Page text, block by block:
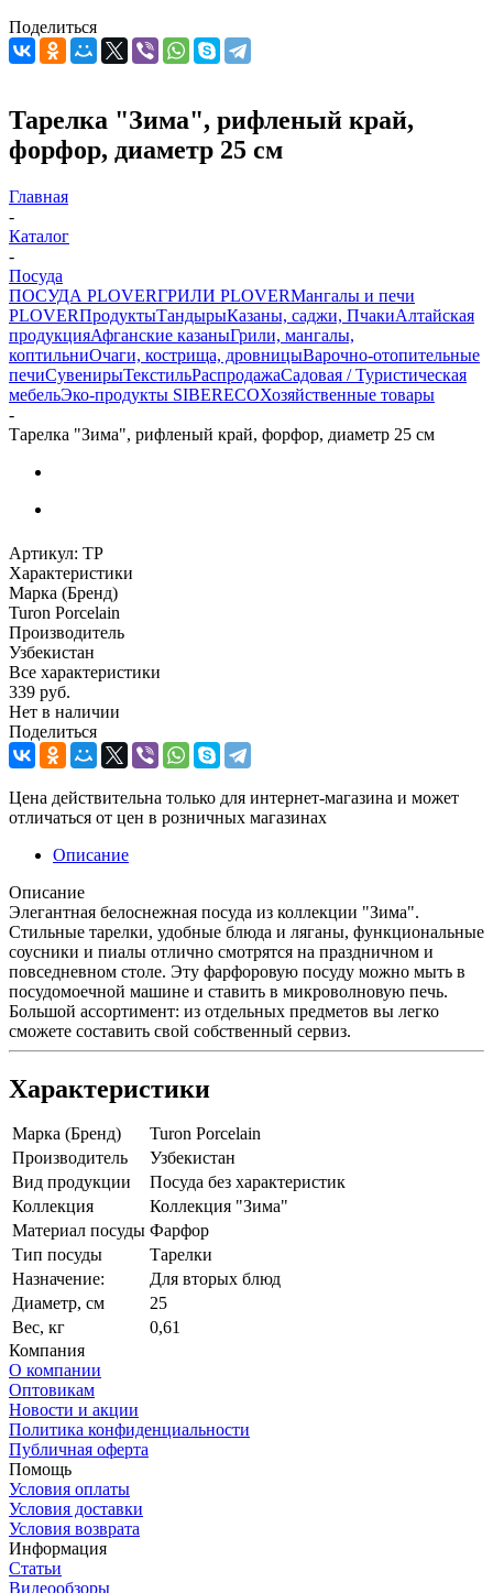
Поделиться
Тарелка "Зима", рифленый край,
форфор, диаметр 25 см
Главная
-
Каталог
-
Посуда
ПОСУДА PLOVERГРИЛИ PLOVERМангалы и печи
PLOVERПродуктыТандырыКазаны, саджи, ПчакиАлтайская
продукцияАфганские казаныГрили, мангалы,
коптильниОчаги, кострища, дровницыВарочно-отопительные
печиСувенирыТекстильРаспродажаСадовая / Туристическая
мебельЭко-продукты SIBERECOХозяйственные товары
-
Тарелка "Зима", рифленый край, форфор, диаметр 25 см
Артикул: TP
Характеристики
Марка (Бренд)
Turon Porcelain
Производитель
Узбекистан
Все характеристики
339 руб.
Нет в наличии
Поделиться
Цена действительна только для интернет-магазина и может
отличаться от цен в розничных магазинах
Описание
Описание
Элегантная белоснежная посуда из коллекции "Зима".
Стильные тарелки, удобные блюда и ляганы, функциональные
соусники и пиалы отлично смотрятся на праздничном и
повседневном столе. Эту фарфоровую посуду можно мыть в
посудомоечной машине и ставить в микроволновую печь.
Большой ассортимент: из отдельных предметов вы легко
сможете составить свой собственный сервиз.
Характеристики
Марка (Бренд)
Turon Porcelain
Производитель
Узбекистан
Вид продукции
Посуда без характеристик
Коллекция
Коллекция "Зима"
Материал посуды Фарфор
Тип посуды
Тарелки
Назначение:
Для вторых блюд
Диаметр, см
25
Вес, кг
0,61
Компания
О компании
Оптовикам
Новости и акции
Политика конфиденциальности
Публичная оферта
Помощь
Условия оплаты
Условия доставки
Условия возврата
Информация
Статьи
Видеообзоры